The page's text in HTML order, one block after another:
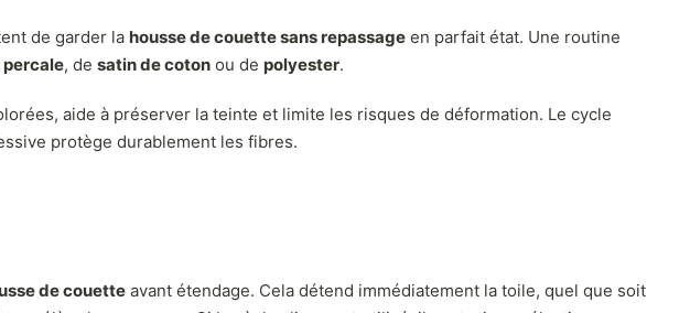
de garder la housse de couette sans repassage en parfait état. Une routine
percale, de satin de coton ou de polyester.
aide à préserver la teinte et limite les risques de déformation. Le cycle
protège durablement les fibres.
de couette avant étendage. Cela détend immédiatement la toile, quel que soit